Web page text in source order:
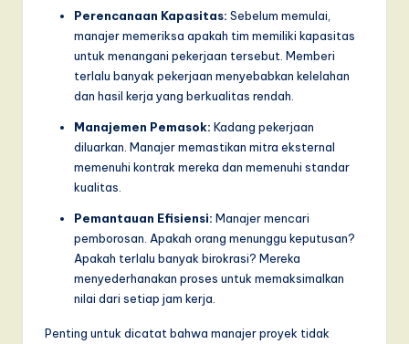
Perencanaan Kapasitas: Sebelum memulai,
manajer memeriksa apakah tim memiliki kapasitas
untuk menangani pekerjaan tersebut. Memberi
terlalu banyak pekerjaan menyebabkan kelelahan
dan hasil kerja yang berkualitas rendah.
Manajemen Pemasok: Kadang pekerjaan
diluarkan. Manajer memastikan mitra eksternal
memenuhi kontrak mereka dan memenuhi standar
kualitas.
Pemantauan Efisiensi: Manajer mencari
pemborosan. Apakah orang menunggu keputusan?
Apakah terlalu banyak birokrasi? Mereka
menyederhanakan proses untuk memaksimalkan
nilai dari setiap jam kerja.
Penting untuk dicatat bahwa manajer proyek tidak